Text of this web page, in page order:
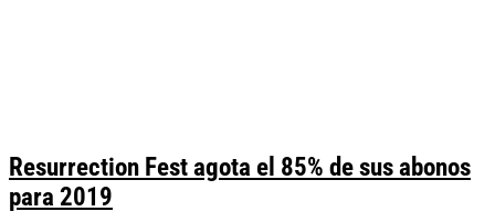
Resurrection Fest agota el 85% de sus abonos
para 2019